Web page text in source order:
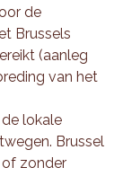
de
Brussels
(aanleg
van het
lokale
Brussel
zonder